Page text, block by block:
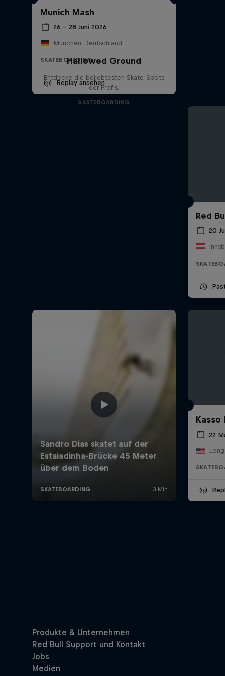
Munich Mash
26 – 28 Juni 2026
München, Deutschland
SKATEBOARDING
Replay ansehen
Hallowed Ground
Entdecke die beliebtesten Skate-Spots
der Profis.
SKATEBOARDING
Red
20
Kasso
22